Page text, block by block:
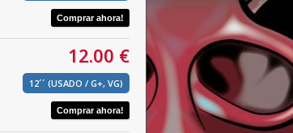
12.00 €
12´´ (USADO / G+, VG)